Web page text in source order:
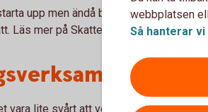
upp men ändå behålla din
Läs mer på Skatteverket.se.
eller
vara lite svårt att veta var gränserna
webbplatsen
Så hanterar vi